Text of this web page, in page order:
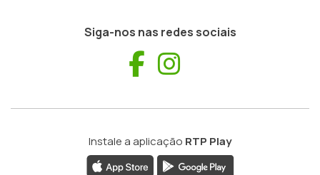
Siga-nos nas redes sociais
Facebook
Instale a aplicação RTP Play